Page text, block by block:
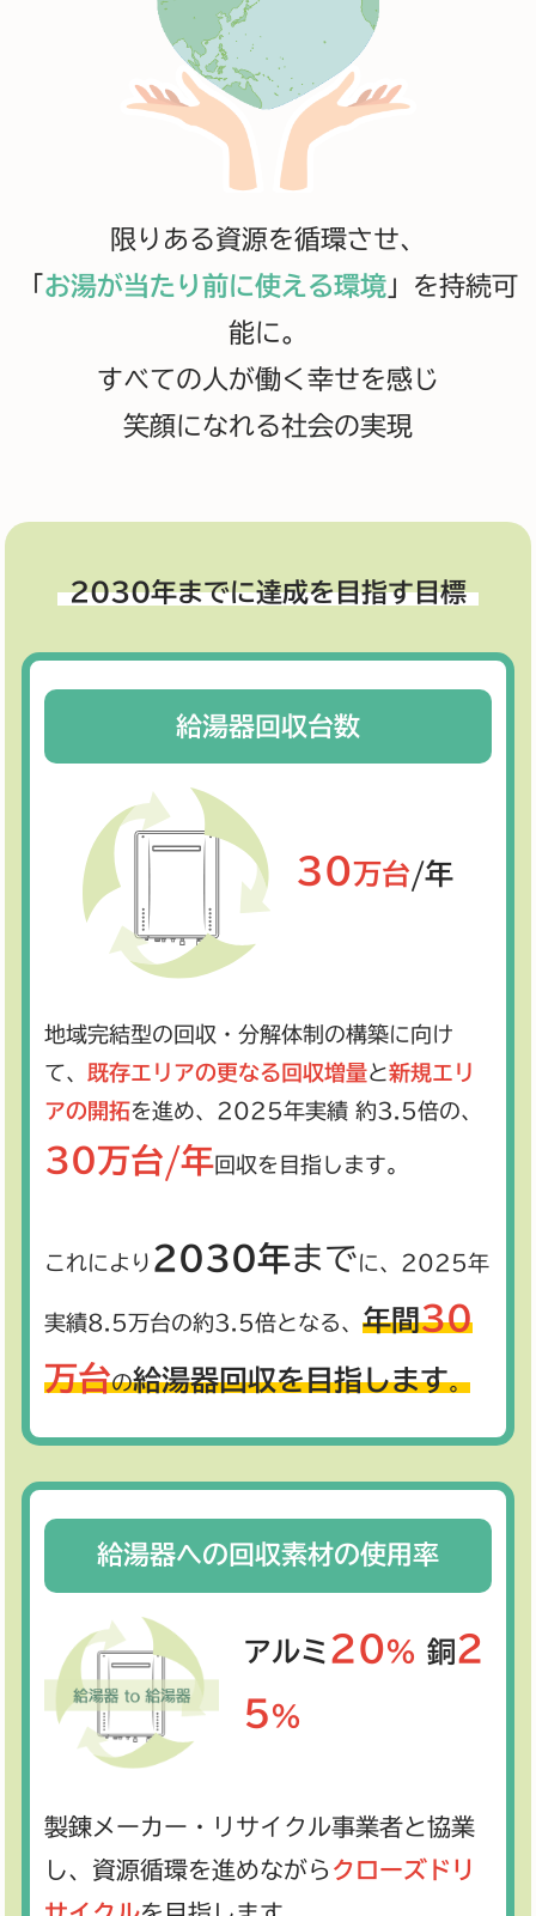
限りある資源を循環させ、
「 お湯が当たり前に使える環境 」を持続可
能に。
すべての人が働く幸せを感じ
笑顔になれる社会の実現
2030年までに達成を目指す目標
給湯器回収台数
30万台/年
地域完結型の回収・分解体制の構築に向け
て、
既存エリアの更なる回収増量と新規エリ
アの開拓を進め、2025年実績 約3.5倍の、
30万台/年回収を目指します。
これにより 2030年までに、2025年
実績8.5万台の約3.5倍となる、年間30
万台の給湯器回収を目指します。
給湯器への回収素材の使用率
アルミ 20％ 銅 2
5％
製錬メーカー・リサイクル事業者と協業
し、資源循環を進めながら クローズドリ